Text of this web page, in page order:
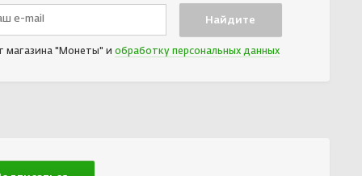
магазина "Монеты" и обработку персональных данных